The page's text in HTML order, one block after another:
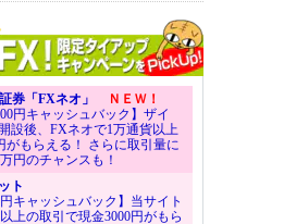
券「FXネオ」
ＮＥＷ！
円キャッシュバック】ザイ
設後、FXネオで1万通貨以上
がもらえる！ さらに取引量に
円のチャンスも！
ト
円キャッシュバック】当サイト
上の取引で現金3000円がもら